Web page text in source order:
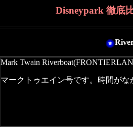
Disneypark 徹底
Mark Twain
マークトゥエイン号です。時間が